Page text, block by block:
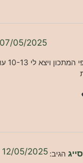
07/05/2025 בשעה 12:27
היי, הכנתי בדיוק לפי המתכון ויצא לי 10-13 עוגיות ואצלך
12/05/2025 בשעה 05:43